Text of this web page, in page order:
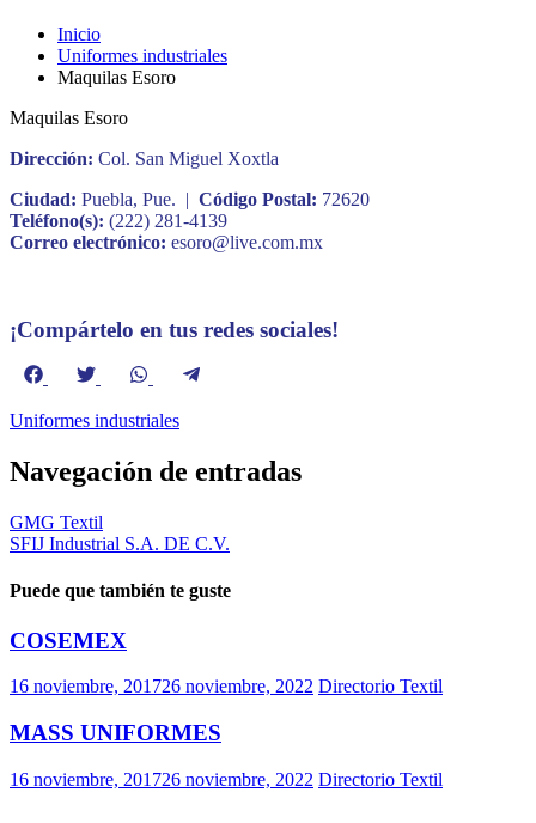
Inicio
Uniformes industriales
Maquilas Esoro
Maquilas Esoro
Dirección: Col. San Miguel Xoxtla
Ciudad: Puebla, Pue. | Código Postal: 72620
Teléfono(s): (222) 281-4139
Correo electrónico: esoro@live.com.mx
¡Compártelo en tus redes sociales!
Compartir
Facebook
Compartir
Twitter
Compartir
WhatsApp
Uniformes industriales
Navegación de entradas
GMG Textil
SFIJ Industrial S.A. DE C.V.
Puede que también te guste
COSEMEX
16 noviembre, 201726 noviembre, 2022 Directorio Textil
MASS UNIFORMES
16 noviembre, 201726 noviembre, 2022 Directorio Textil